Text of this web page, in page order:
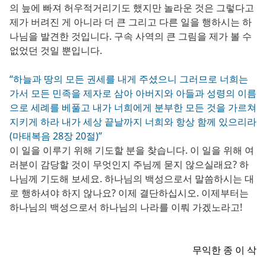
의 늪에 빠져 허우적거리기도 했지만 놀라운 것은 그렇다고
제가 버려진 게 아니라 더 큰 그리고 다른 일을 행하시는 하
나님을 발견한 것입니다. 구속 사역의 큰 그림을 제가 볼 수
없었던 것일 뿐입니다.
“하늘과 땅의 모든 권세를 내게 주셨으니 그러므로 너희는
가서 모든 민족을 제자로 삼아 아버지와 아들과 성령의 이름
으로 세례를 베풀고 내가 너희에게 분부한 모든 것을 가르쳐
지키게 하라 내가 세상 끝날까지 너희와 항상 함께 있으리라
(마태복음 28장 20절)”
이 일을 이루기 위해 기도할 분을 찾습니다. 이 일을 위해 여
러분이 감당할 것이 무엇인지 주님께 묻지 않으실래요? 하
나님께 기도해 보세요. 하나님의 백성으로서 말씀하시는 대
로 행하셔야 하지 않나요? 이제 결단하십시오. 이제부터는
하나님의 백성으로서 하나님의 나라를 이뤄 가겠노라고!
무익한 종 이 삭